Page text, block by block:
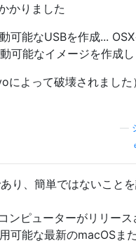
かりました
可能なUSBを作成...
可能なイメージを作成
よって破壊されました
り、簡単ではないこと
ンピューターがリリース
可能な最新のmacOSま